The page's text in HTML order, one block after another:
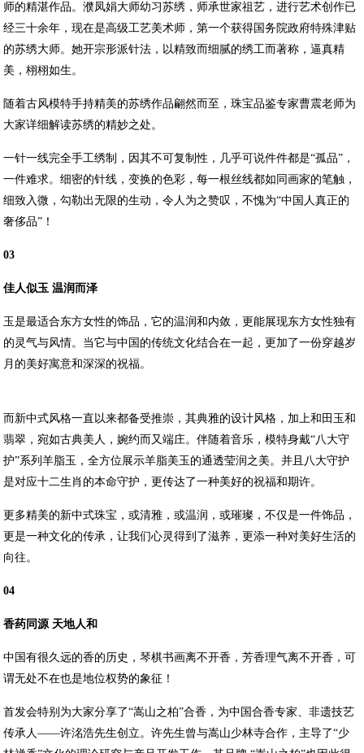
师的精湛作品。濮凤娟大师幼习苏绣，师承世家祖艺，进行艺术创作已
经三十余年，现在是高级工艺美术师，第一个获得国务院政府特殊津贴
的苏绣大师。她开宗形派针法，以精致而细腻的绣工而著称，逼真精
美，栩栩如生。
随着古风模特手持精美的苏绣作品翩然而至，珠宝品鉴专家曹震老师为
大家详细解读苏绣的精妙之处。
一针一线完全手工绣制，因其不可复制性，几乎可说件件都是“孤品”，
一件难求。细密的针线，变换的色彩，每一根丝线都如同画家的笔触，
细致入微，勾勒出无限的生动，令人为之赞叹，不愧为“中国人真正的
奢侈品”！
03
佳人似玉 温润而泽
玉是最适合东方女性的饰品，它的温润和内敛，更能展现东方女性独有
的灵气与风情。当它与中国的传统文化结合在一起，更加了一份穿越岁
月的美好寓意和深深的祝福。
而新中式风格一直以来都备受推崇，其典雅的设计风格，加上和田玉和
翡翠，宛如古典美人，婉约而又端庄。伴随着音乐，模特身戴“八大守
护”系列羊脂玉，全方位展示羊脂美玉的通透莹润之美。并且八大守护
是对应十二生肖的本命守护，更传达了一种美好的祝福和期许。
更多精美的新中式珠宝，或清雅，或温润，或璀璨，不仅是一件饰品，
更是一种文化的传承，让我们心灵得到了滋养，更添一种对美好生活的
向往。
04
香药同源 天地人和
中国有很久远的香的历史，琴棋书画离不开香，芳香理气离不开香，可
谓无处不在也是地位权势的象征！
首发会特别为大家分享了“嵩山之柏”合香，为中国合香专家、非遗技艺
传承人——许洺浩先生创立。许先生曾与嵩山少林寺合作，主导了“少